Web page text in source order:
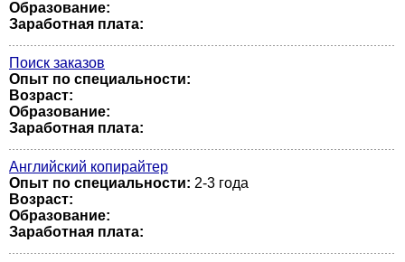
Образование:
Заработная плата:
Поиск заказов
Опыт по специальности:
Возраст:
Образование:
Заработная плата:
Английский копирайтер
Опыт по специальности: 2-3 года
Возраст:
Образование:
Заработная плата: